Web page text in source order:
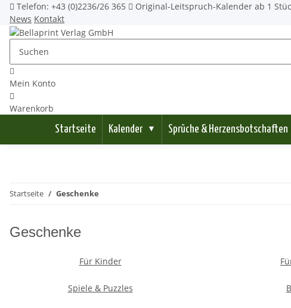
Telefon: +43 (0)2236/26 365
Original-Leitspruch-Kalender ab 1
News Kontakt
Mein Konto
Warenkorb
Startseite
Kalender ▼ Sprüche & Herzensbotschaften
Startseite Geschenke
Geschenke
Für Kinder
Spiele & Puzzles